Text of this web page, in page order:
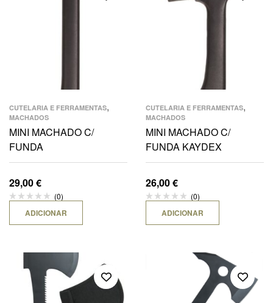
CUTELARIA E FERRAMENTAS,
MACHADOS
MINI MACHADO C/
FUNDA
29,00€
(0)
ADICIONAR
CUTELARIA E FERRAMENTAS,
MACHADOS
MINI MACHADO C/
FUNDA KAYDEX
26,00€
(0)
ADICIONAR